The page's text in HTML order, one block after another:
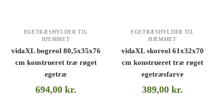
EGETRÆSHYLDER TIL
HJEMMET
vidaXL bogreol 80,5x35x76
cm konstrueret træ røget
egetræ
694,00kr.
EGETRÆSHYLDER TIL
HJEMMET
vidaXL skoreol 61x32x70
cm konstrueret træ røget
egetræsfarve
389,00kr.